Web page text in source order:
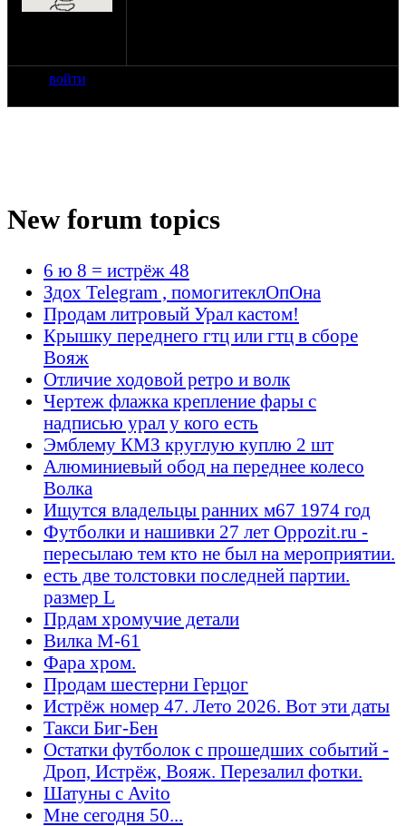
войти
New forum topics
6 ю 8 = истрёж 48
Здох Telegram , помогитеклОпОна
Продам литровый Урал кастом!
Крышку переднего гтц или гтц в сборе
Вояж
Отличие ходовой ретро и волк
Чертеж флажка крепление фары с
надписью урал у кого есть
Эмблему КМЗ круглую куплю 2 шт
Алюминиевый обод на переднее колесо
Волка
Ищутся владельцы ранних м67 1974 год
Футболки и нашивки 27 лет Oppozit.ru -
пересылаю тем кто не был на мероприятии.
есть две толстовки последней партии.
размер L
Прдам хромучие детали
Вилка М-61
Фара хром.
Продам шестерни Герцог
Истрёж номер 47. Лето 2026. Вот эти даты
Такси Биг-Бен
Остатки футболок с прошедших событий -
Дроп, Истрёж, Вояж. Перезалил фотки.
Шатуны с Avito
Мне сегодня 50...